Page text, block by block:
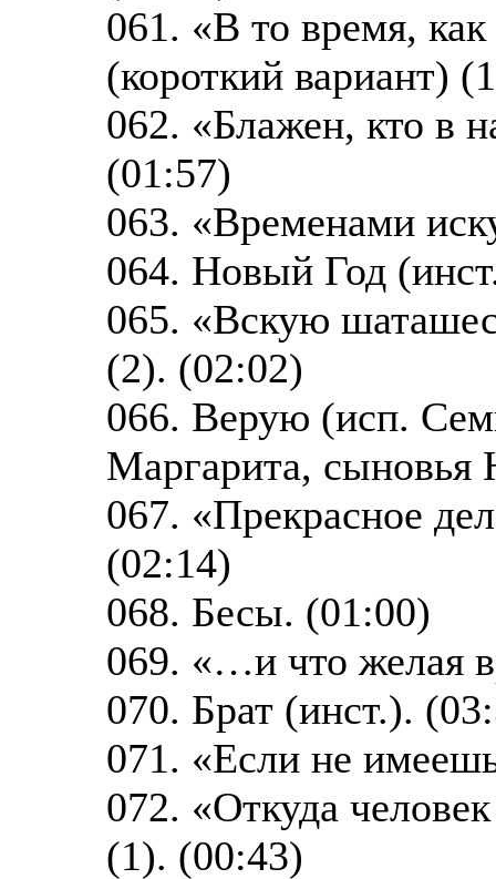
061. «В то время,
(короткий вариант)
062. «Блажен, кто в
(01:57)
063. «Временами
064. Новый Год
065. «Вскую
(2). (02:02)
066. Верую (исп.
Маргарита, сыновья
067. «Прекрасное
(02:14)
068. Бесы. (01:00)
069. «…и что желая
070. Брат (инст.).
071. «Если не
072. «Откуда
(1). (00:43)